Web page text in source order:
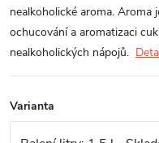
nealkoholické aroma. Aroma
ochucování a aromatizaci
nealkoholických nápojů.
Varianta